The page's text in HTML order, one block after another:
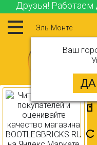
Друзья!
Эль-Монте
Ваш